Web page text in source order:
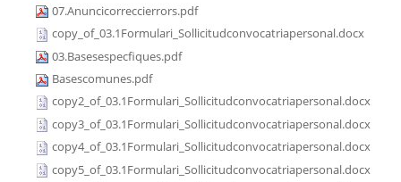
07.Anuncicorreccierrors.pdf
copy_of_03.1Formulari_Sollicitudconvocatriapersonal.docx
03.Basesespecfiques.pdf
Basescomunes.pdf
copy2_of_03.1Formulari_Sollicitudconvocatriapersonal.docx
copy3_of_03.1Formulari_Sollicitudconvocatriapersonal.docx
copy4_of_03.1Formulari_Sollicitudconvocatriapersonal.docx
copy5_of_03.1Formulari_Sollicitudconvocatriapersonal.docx